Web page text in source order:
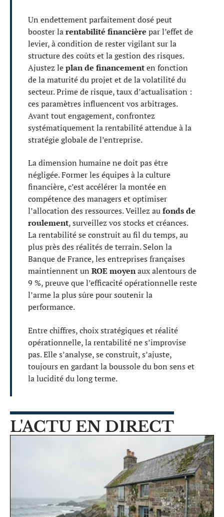
Un endettement parfaitement dosé peut
booster larentabilité financière par l’effet de
levier, à condition de rester vigilant sur la
structure des coûts et la gestion des risques.
Ajustez leplan de financementen fonction
de la maturité du projet et de la volatilité du
secteur. Prime de risque, taux d’actualisation :
ces paramètres influencent vos arbitrages.
Avant tout engagement, confrontez
systématiquement la rentabilité attendue à la
stratégie globale de l’entreprise.
La dimension humaine ne doit pas être
négligée. Former les équipes à la culture
financière, c’est accélérer la montée en
compétence des managers et optimiser
l’allocation des ressources. Veillez aufonds de
roulement, surveillez vos stocks et créances.
La rentabilité se construit au fil du temps, au
plus près des réalités de terrain. Selon la
Banque de France, les entreprises françaises
maintiennent un ROE moyenaux alentours de
9 %, preuve que l’efficacité opérationnelle reste
l’arme la plus sûre pour soutenir la
performance.
Entre chiffres, choix stratégiques et réalité
opérationnelle, la rentabilité ne s’improvise
pas. Elle s’analyse, se construit, s’ajuste,
toujours en gardant la boussole du bon sens et
la lucidité du long terme.
L'ACTU EN DIRECT